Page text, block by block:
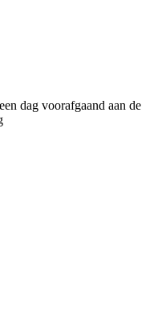
dag voorafgaand aan de